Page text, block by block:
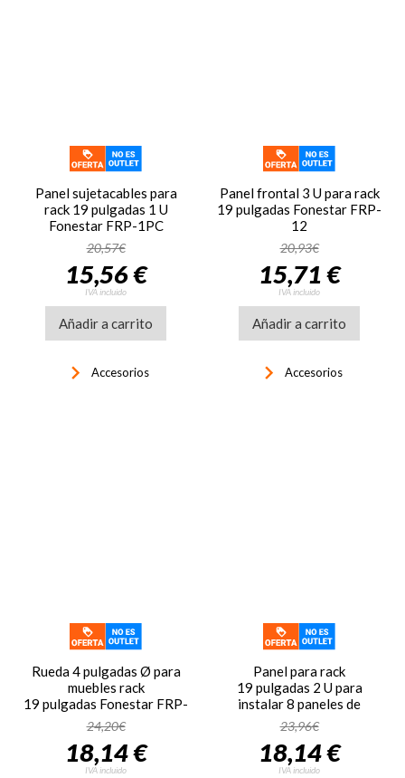
Panel sujetacables para
rack 19 pulgadas 1 U
Fonestar FRP-1PC
20,57€
15,56 €
IVA incluido
Añadir a carrito
keyboard_arrow_right Accesorios
Panel frontal 3 U para rack
19 pulgadas Fonestar FRP-
12
20,93€
15,71 €
IVA incluido
Añadir a carrito
keyboard_arrow_right Accesorios
Rueda 4 pulgadas Ø para
muebles rack
19 pulgadas Fonestar FRP-
23
24,20€
18,14 €
IVA incluido
Panel para rack
19 pulgadas 2 U para
instalar 8 paneles de
conexión Fonestar FRP-
33M
23,96€
18,14 €
IVA incluido